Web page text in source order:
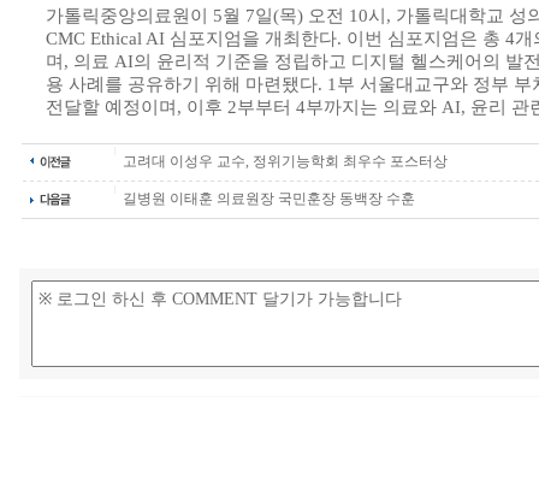
가톨릭중앙의료원이 5월 7일(목) 오전 10시, 가톨릭대학교 성
CMC Ethical AI 심포지엄을 개최한다. 이번 심포지엄은 총 4
며, 의료 AI의 윤리적 기준을 정립하고 디지털 헬스케어의 발
용 사례를 공유하기 위해 마련됐다. 1부 서울대교구와 정부
전달할 예정이며, 이후 2부부터 4부까지는 의료와 AI, 윤리 관
고려대 이성우 교수, 정위기능학회 최우수 포스터상
길병원 이태훈 의료원장 국민훈장 동백장 수훈